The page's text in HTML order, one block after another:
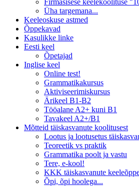
Üha targemana...
Keeleoskuse astmed
Õppekavad
Kasulikke linke
Eesti keel
Õpetajad
Inglise keel
Online test!
Grammatikakursus
Aktiviseerimiskursus
Ärikeel B1-B2
Tööalane A2+ kuni B1
Tavakeel A2+/B1
Mõtteid täiskasvanute koolitusest
Lootus ja lootusetus
Teoreetik vs praktik
Grammatika poolt ja vastu
Tere, e-kool!
KKK täiskasvanute
Õpi, õpi hoolega...